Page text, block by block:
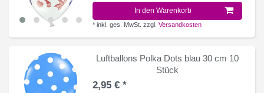
In den Warenkorb
*inkl. ges. MwSt. zzgl.Versandkosten
Luftballons Polka Dots blau 30 cm 10
Stück
2,95 € *